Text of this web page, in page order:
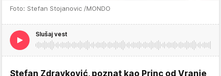
Foto: Stefan Stojanovic /MONDO
Slušaj vest
Stefan Zdravković, poznat kao Princ od Vranje